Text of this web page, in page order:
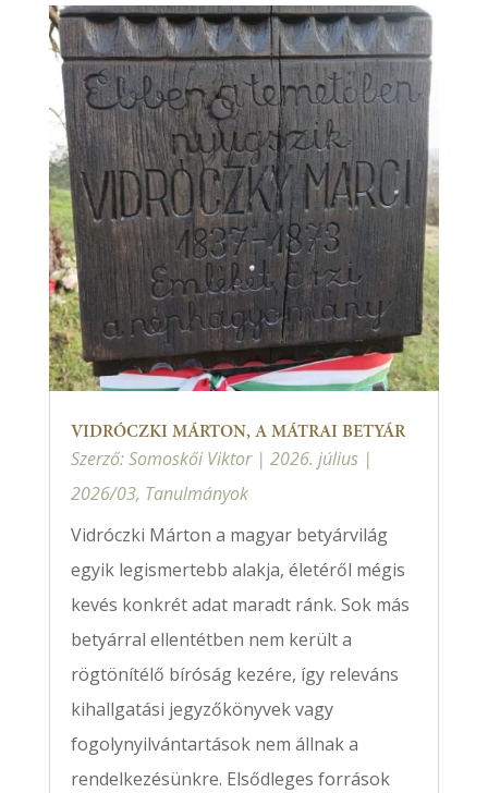
VIDRÓCZKI MÁRTON, A MÁTRAI BETYÁR
Szerző:Somoskői Viktor| 2026. július|
2026/03, Tanulmányok
Vidróczki Márton a magyar betyárvilág
egyik legismertebb alakja, életéről mégis
kevés konkrét adat maradt ránk. Sok más
betyárral ellentétben nem került a
rögtönítélő bíróság kezére, így releváns
kihallgatási jegyzőkönyvek vagy
fogolynyilvántartások nem állnak a
rendelkezésünkre. Elsődleges források